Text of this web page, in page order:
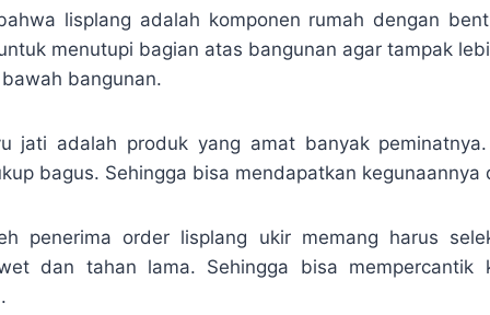
lisplang adalah komponen rumah dengan
menutupi bagian atas bangunan agar tampak
bangunan.
jati adalah produk yang amat banyak
bagus. Sehingga bisa mendapatkan kegunaannya
penerima order lisplang ukir memang harus
dan tahan lama. Sehingga bisa mempercantik